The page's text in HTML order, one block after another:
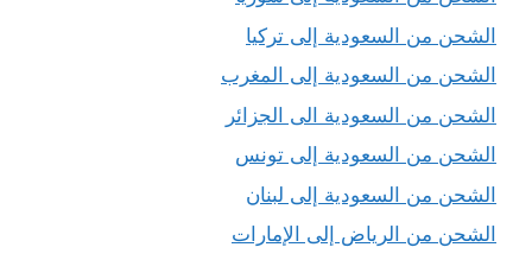
الشحن من السعودية إلى تركيا
الشحن من السعودية إلى المغرب
الشحن من السعودية الى الجزائر
الشحن من السعودية إلى تونس
الشحن من السعودية إلى لبنان
الشحن من الرياض إلى الإمارات